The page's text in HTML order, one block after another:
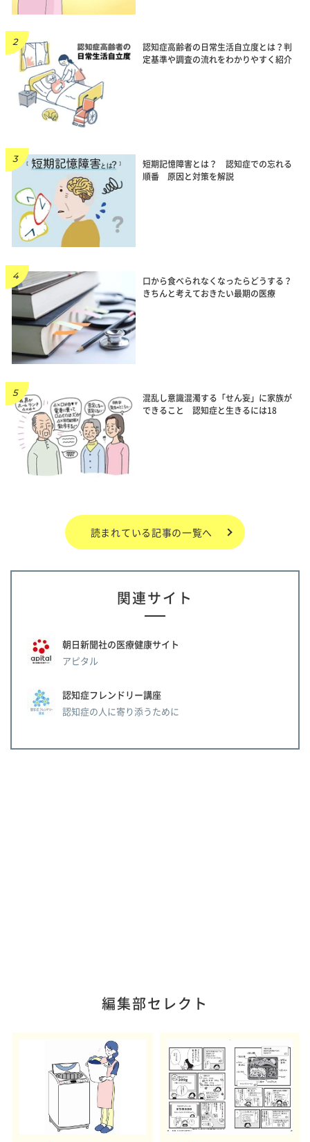
認知症高齢者の日常生活自立度とは？判
定基準や調査の流れをわかりやすく紹介
短期記憶障害とは？ 認知症での忘れる
順番 原因と対策を解説
口から食べられなくなったらどうする？
きちんと考えておきたい最期の医療
混乱し意識混濁する「せん妄」に家族が
できること 認知症と生きるには18
読まれている記事の一覧へ
関連サイト
朝日新聞社の医療健康サイト
アピタル
認知症フレンドリー講座
認知症の人に寄り添うために
編集部セレクト